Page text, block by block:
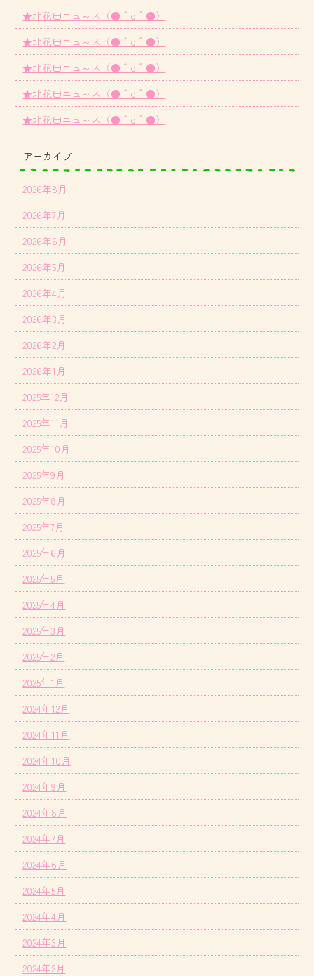
★北花田ニュ～ス（●＾o＾●）
★北花田ニュ～ス（●＾o＾●）
★北花田ニュ～ス（●＾o＾●）
★北花田ニュ～ス（●＾o＾●）
★北花田ニュ～ス（●＾o＾●）
アーカイブ
2026年8月
2026年7月
2026年6月
2026年5月
2026年4月
2026年3月
2026年2月
2026年1月
2025年12月
2025年11月
2025年10月
2025年9月
2025年8月
2025年7月
2025年6月
2025年5月
2025年4月
2025年3月
2025年2月
2025年1月
2024年12月
2024年11月
2024年10月
2024年9月
2024年8月
2024年7月
2024年6月
2024年5月
2024年4月
2024年3月
2024年2月